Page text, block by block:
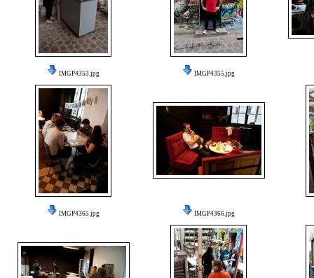
IMGP4353.jpg IMGP4355.jpg
IMGP4365.jpg IMGP4366.jpg